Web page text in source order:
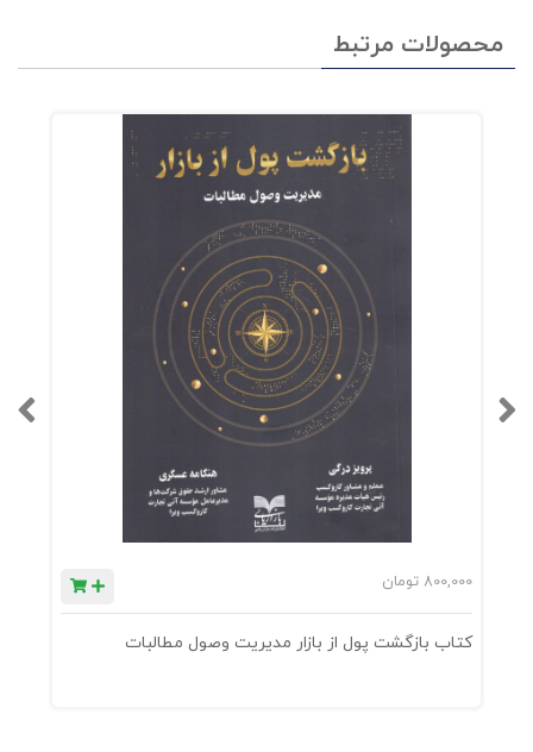
محصولات مرتبط
800,000 تومان
کتاب بازگشت پول از بازار مدیریت وصول مطالبات